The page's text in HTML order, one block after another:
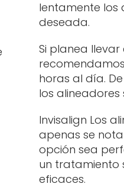
lentamente los
deseada.
Si planea llevar
horas al día.
los
Invisalign Los
apenas se
opción sea
un tratamiento
eficaces.